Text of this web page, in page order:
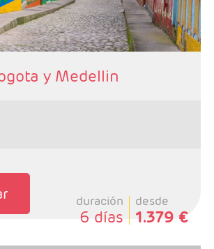
y Medellin
duración
6 días
desde
1.379 €